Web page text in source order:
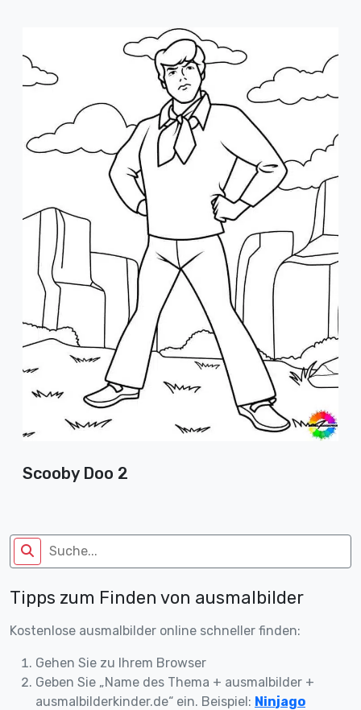
Scooby Doo 2
Tipps zum Finden von ausmalbilder
Kostenlose ausmalbilder online schneller finden:
Gehen Sie zu Ihrem Browser
Geben Sie „Name des Thema + ausmalbilder +
ausmalbilderkinder.de“ ein. Beispiel: Ninjago